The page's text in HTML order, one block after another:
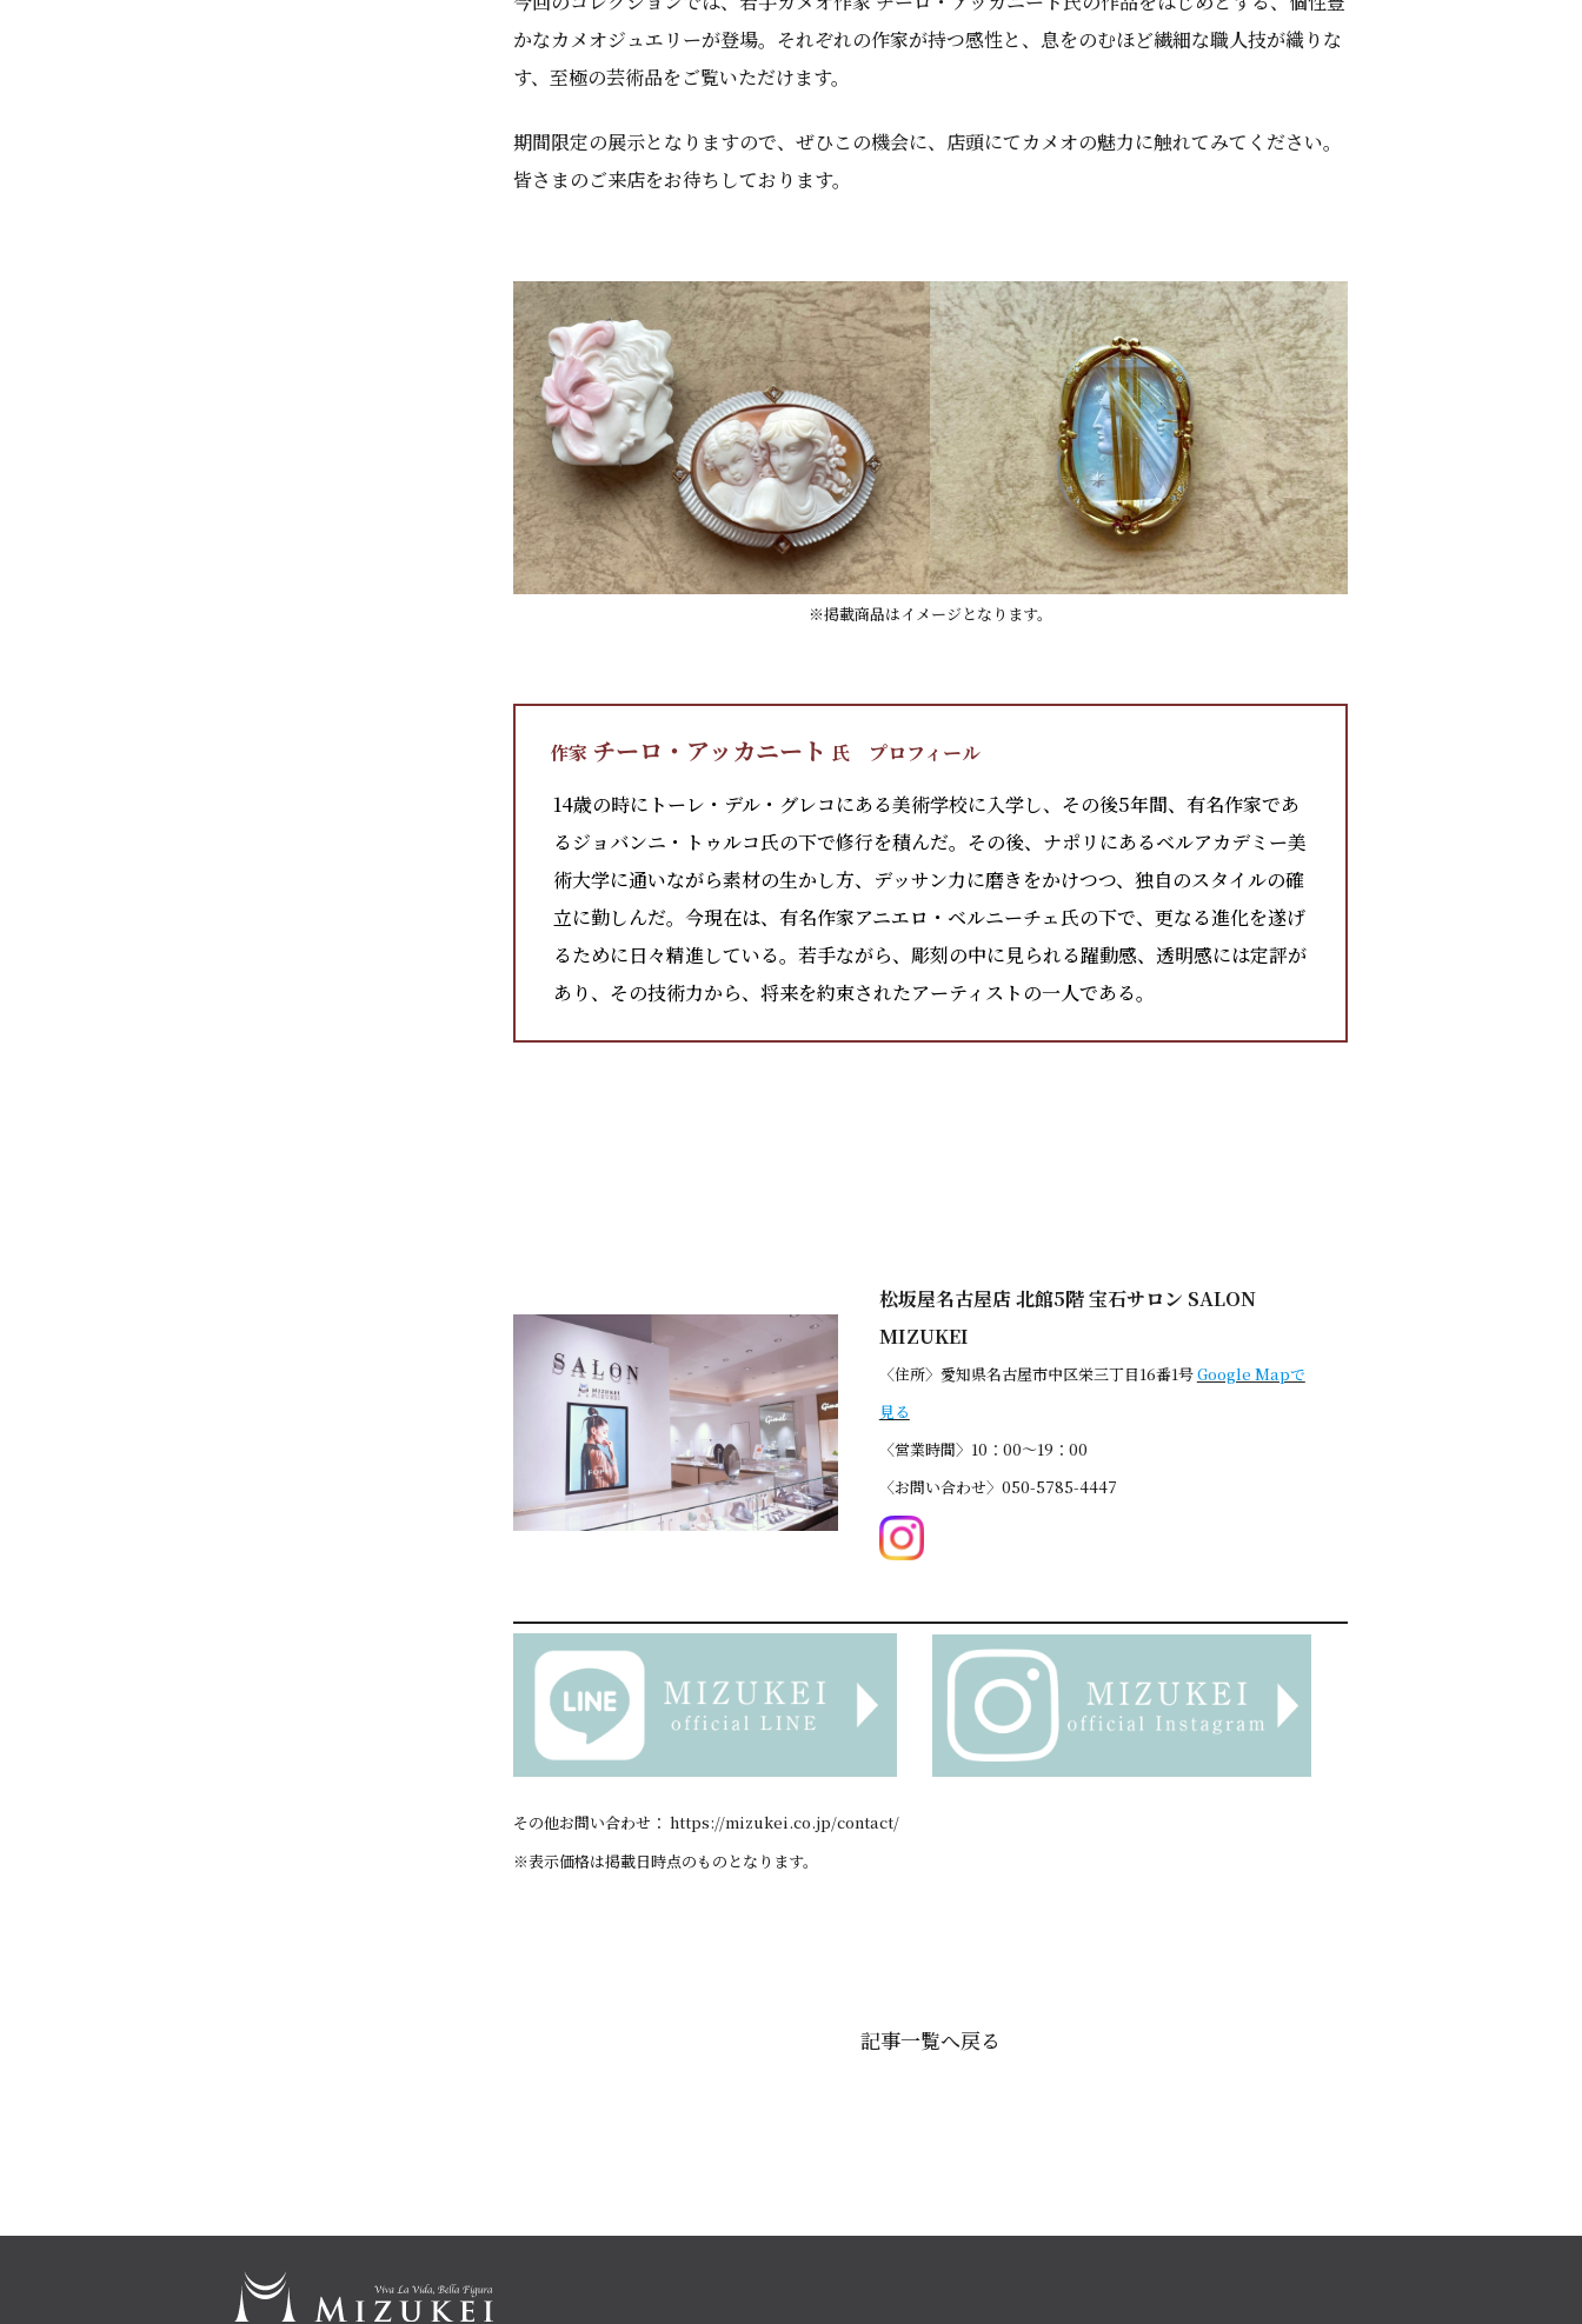
かなカメオジュエリーが登場。それぞれの作家が持つ感性と、息をのむほど繊細な職人技が織りな
す、至極の芸術品をご覧いただけます。
期間限定の展示となりますので、ぜひこの機会に、店頭にてカメオの魅力に触れてみてください。
皆さまのご来店をお待ちしております。
※掲載商品はイメージとなります。
作家 チーロ・アッカニート 氏プロフィール
14歳の時にトーレ・デル・グレコにある美術学校に入学し、その後5年間、有名作家であ
るジョバンニ・トゥルコ氏の下で修行を積んだ。その後、ナポリにあるベルアカデミー美
術大学に通いながら素材の生かし方、デッサン力に磨きをかけつつ、独自のスタイルの確
立に勤しんだ。今現在は、有名作家アニエロ・ベルニーチェ氏の下で、更なる進化を遂げ
るために日々精進している。若手ながら、彫刻の中に見られる躍動感、透明感には定評が
あり、その技術力から、将来を約束されたアーティストの一人である。
松坂屋名古屋店 北館5階 宝石サロン SALON
MIZUKEI
〈住所〉愛知県名古屋市中区栄三丁目16番1号Google Mapで
見る
〈営業時間〉10：00～19：00
〈お問い合わせ〉050-5785-4447
その他お問い合わせ： https://mizukei.co.jp/contact/
※表示価格は掲載日時点のものとなります。
記事一覧へ戻る